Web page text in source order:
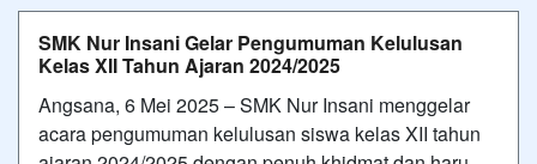
SMK Nur Insani Gelar Pengumuman Kelulusan
Kelas XII Tahun Ajaran 2024/2025
Angsana, 6 Mei 2025 – SMK Nur Insani menggelar
acara pengumuman kelulusan siswa kelas XII tahun